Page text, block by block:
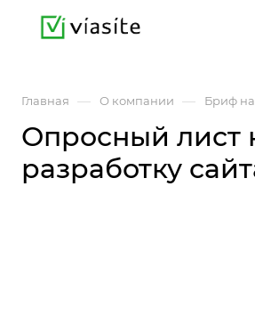
Главная — О компании — Бриф на
Опросный лист
разработку